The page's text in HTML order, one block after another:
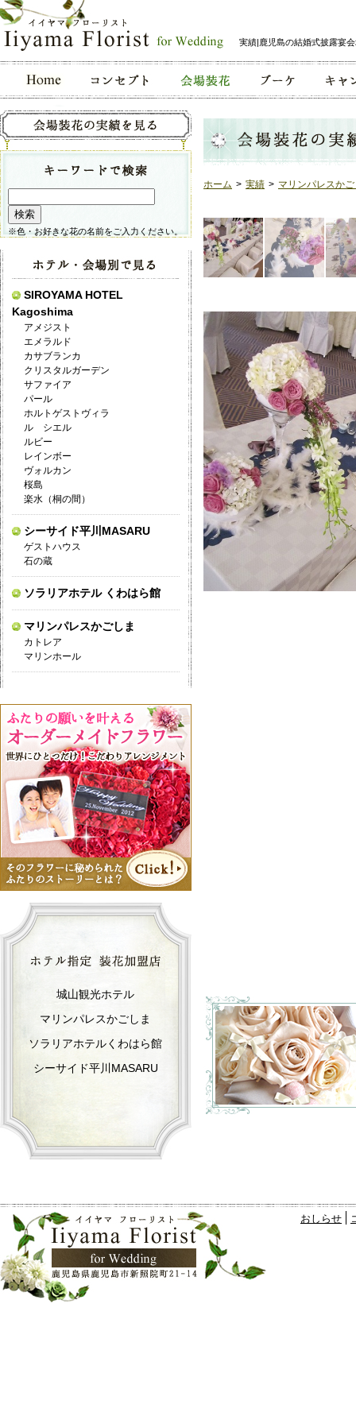
実績|鹿児島の結婚式披露宴
ホーム > 実績 > マリンパレスか
※色・お好きな花の名前をご入力ください。
SIROYAMA HOTEL
Kagoshima
アメジスト
エメラルド
カサブランカ
クリスタルガーデン
サファイア
パール
ホルトゲストヴィラ
ル シエル
ルビー
レインボー
ヴォルカン
桜島
楽水（桐の間）
シーサイド平川MASARU
ゲストハウス
石の蔵
ソラリアホテル くわはら館
マリンパレスかごしま
カトレア
マリンホール
城山観光ホテル
マリンパレスかごしま
ソラリアホテルくわはら館
シーサイド平川MASARU
おしらせ